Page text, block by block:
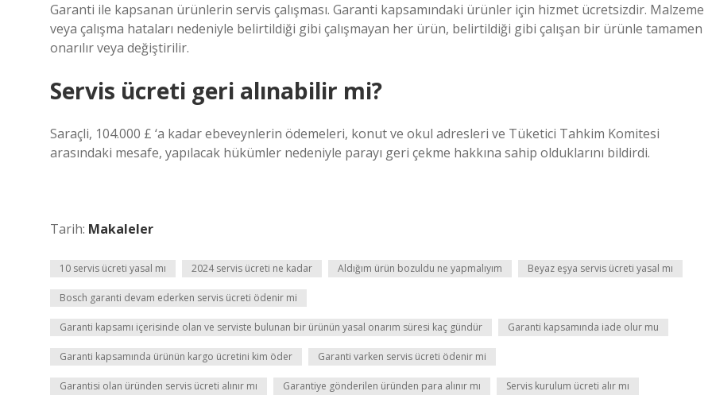
Garanti ile kapsanan ürünlerin servis çalışması. Garanti kapsamındaki ürünler için hizmet ücretsizdir. Malzeme
veya çalışma hataları nedeniyle belirtildiği gibi çalışmayan her ürün, belirtildiği gibi çalışan bir ürünle tamamen
onarılır veya değiştirilir.
Servis ücreti geri alınabilir mi?
Saraçli, 104.000 £ ‘a kadar ebeveynlerin ödemeleri, konut ve okul adresleri ve Tüketici Tahkim Komitesi
arasındaki mesafe, yapılacak hükümler nedeniyle parayı geri çekme hakkına sahip olduklarını bildirdi.
Tarih: Makaleler
10 servis ücreti yasal mı 2024 servis ücreti ne kadar Aldığım ürün bozuldu ne yapmalıyım Beyaz eşya servis ücreti yasal mı
Bosch garanti devam ederken servis ücreti ödenir mi
Garanti kapsamı içerisinde olan ve serviste bulunan bir ürünün yasal onarım süresi kaç gündür Garanti kapsamında iade olur mu
Garanti kapsamında ürünün kargo ücretini kim öder Garanti varken servis ücreti ödenir mi
Garantisi olan üründen servis ücreti alınır mı Garantiye gönderilen üründen para alınır mı Servis kurulum ücreti alır mı